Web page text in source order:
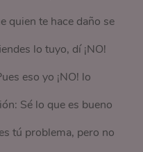
quien te hace daño se
lo tuyo, dí ¡NO!
eso yo ¡NO! lo
Sé lo que es bueno
tú problema, pero no